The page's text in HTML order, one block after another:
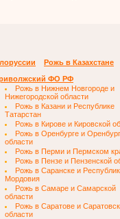
Рожь в Казахстане
ФО РФ
Рожь в Нижнем Новгороде и
Нижегородской области
Рожь в Казани и Республике
Татарстан
Рожь в Кирове и Кировской
Рожь в Оренбурге и
области
Рожь в Перми и Пермском
Рожь в Пензе и Пензенской
Рожь в Саранске и
Мордовия
Рожь в Самаре и Самарской
области
Рожь в Саратове и
области